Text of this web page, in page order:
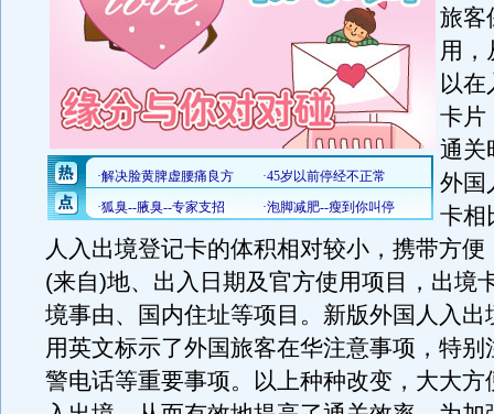
旅客
用，
以
卡片
通关
外国
卡相
人入出境登记卡的体积相对较小，携带方便
(来自)地、出入日期及官方使用项目，出境
境事由、国内住址等项目。新版外国人入出
用英文标示了外国旅客在华注意事项，特别
警电话等重要事项。以上种种改变，大大方